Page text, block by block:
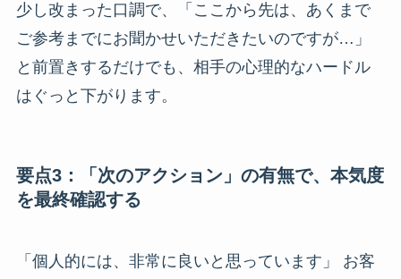
少し改まった口調で、「ここから先は、あくまで
ご参考までにお聞かせいただきたいのですが…」
と前置きするだけでも、相手の心理的なハードル
はぐっと下がります。
要点3：「次のアクション」の有無で、本気度
を最終確認する
「個人的には、非常に良いと思っています」 お客